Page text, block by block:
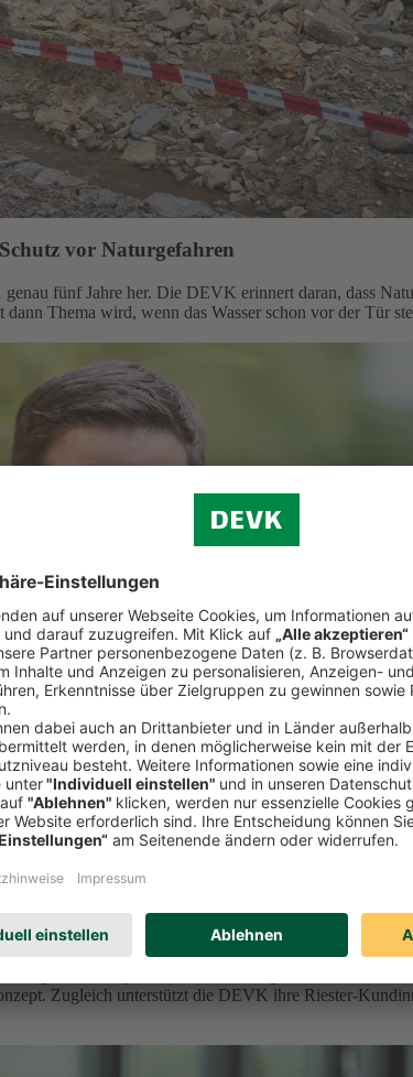
vor Naturgefahren
fünf Jahre her. Die DEVK erinnert daran, dass
Thema wird, wenn das Wasser schon vor der Tür
vor
geförderten privaten Altersvorsorge ein. Ab 2027
Zugleich unterstützt die DEVK ihre Riester-